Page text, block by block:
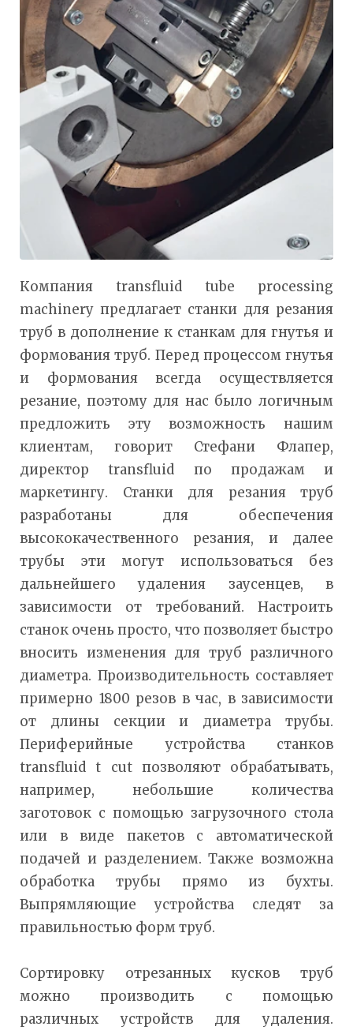
Компания transfluid tube processing
machinery предлагает станки для резания
труб в дополнение к станкам для гнутья и
формования труб. Перед процессом гнутья
и формования всегда осуществляется
резание, поэтому для нас было логичным
предложить эту возможность нашим
клиентам, говорит Стефани Флапер,
директор transfluid по продажам и
маркетингу. Станки для резания труб
разработаны для обеспечения
высококачественного резания, и далее
трубы эти могут использоваться без
дальнейшего удаления заусенцев, в
зависимости от требований. Настроить
станок очень просто, что позволяет быстро
вносить изменения для труб различного
диаметра. Производительность составляет
примерно 1800 резов в час, в зависимости
от длины секции и диаметра трубы.
Периферийные устройства станков
transfluid t cut позволяют обрабатывать,
например, небольшие количества
заготовок с помощью загрузочного стола
или в виде пакетов с автоматической
подачей и разделением. Также возможна
обработка трубы прямо из бухты.
Выпрямляющие устройства следят за
правильностью форм труб.
Сортировку отрезанных кусков труб
можно производить с помощью
различных устройств для удаления.